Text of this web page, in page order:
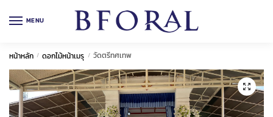
MENU
หน้าหลัก / ดอกไม้หน้าเมรุ / วัดตรีทศเทพ
🔍